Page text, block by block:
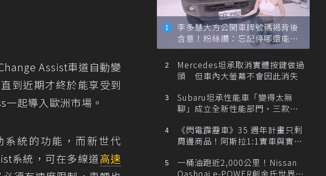
Assist車道自動變
到近期才終於能享受到
起導入歐洲市場。
統的功能，而新世代
系統，可在多線道高速
李多慧大方公開車牌號碼揭背後
含意！粉絲讚：忘記停哪還能幫
忙找車
Mercedes坦承取消實體按鍵做過
頭 但車內大螢幕不會因此消失
Subaru坦承性能車「變得太無
聊」成立全新性能部門，三款手
《閃電霹靂車》35 週年計畫只剩
周邊商品！阿斯拉1:1實車與實體
一桶油跑近2,000公里！Nissan